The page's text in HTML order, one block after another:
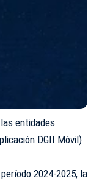
entidades
DGII Móvil)
2024-2025, la